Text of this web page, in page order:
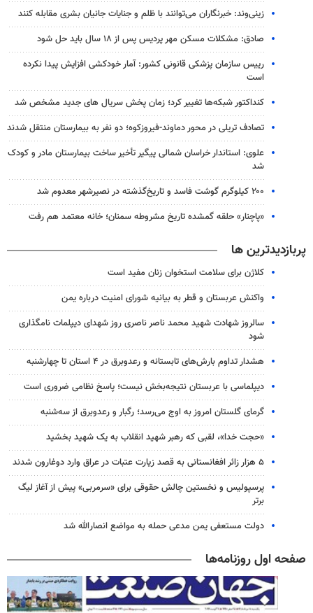
زینی‌وند: خبرنگاران می‌توانند با ظلم و جنایات جانیان بشری مقابله کنند
صادق: مشکلات مسکن مهر پردیس پس از ۱۸ سال باید حل شود
رییس سازمان پزشکی قانونی کشور: آمار خودکشی افزایش پیدا نکرده
است
کنداکتور شبکه‌ها تغییر کرد؛ زمان پخش سریال های جدید مشخص شد
تصادف تریلی در محور دماوند-فیروزکوه؛ دو نفر به بیمارستان منتقل شدند
علوی: استاندار خراسان شمالی پیگیر تأخیر ساخت بیمارستان مادر و کودک
شد
۲۰۰ کیلوگرم گوشت فاسد و تاریخ‌گذشته در نصیرشهر معدوم شد
«پاچنار» حلقه گمشده تاریخ مشروطه سمنان؛ خانه معتمد هم رفت
پربازدیدترین ها
کلاژن برای سلامت استخوان زنان مفید است
واکنش عربستان و قطر به بیانیه شورای امنیت درباره یمن
سالروز شهادت شهید محمد ناصر ناصری روز شهدای دیپلمات نامگذاری
شود
هشدار تداوم بارش‌های تابستانه و رعدوبرق در ۴ استان تا چهارشنبه
دیپلماسی با عربستان نتیجه‌بخش نیست؛ پاسخ نظامی ضروری است
گرمای گلستان امروز به اوج می‌رسد؛ رگبار و رعدوبرق از سه‌شنبه
«حجت خدا»، لقبی که رهبر شهید انقلاب به یک شهید بخشید
۵ هزار زائر افغانستانی به قصد زیارت عتبات در عراق وارد دوغارون شدند
پرسپولیس و نخستین چالش حقوقی برای «سرمربی» پیش از آغاز لیگ
برتر
دولت مستعفی یمن مدعی حمله به مواضع انصارالله شد
صفحه اول روزنامه‌ها